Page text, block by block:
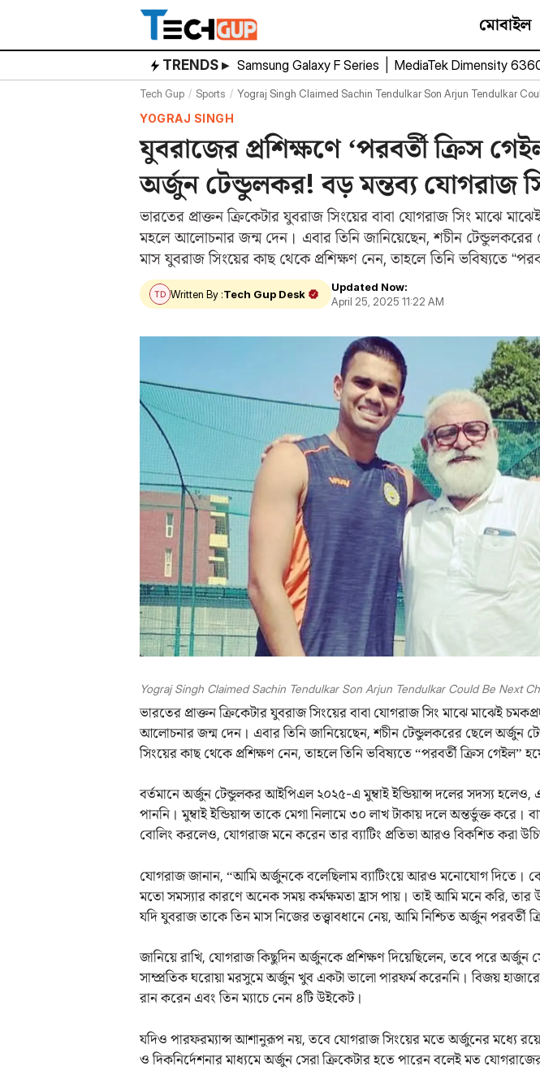
content
মোবাইল
TRENDS ▸ Samsung Galaxy F Series MediaTek Dimensity
Tech Gup Sports Yograj Singh Claimed Sachin Tendulkar Son Arjun Tendulkar
YOGRAJ SINGH
যুবরাজের প্রশিক্ষণে ‘পরবর্তী ক্রিস
অর্জুন টেন্ডুলকর! বড় মন্তব্য যোগরাজ
ভারতের প্রাক্তন ক্রিকেটার যুবরাজ সিংয়ের বাবা যোগরাজ সিং মাঝে
মহলে আলোচনার জন্ম দেন। এবার তিনি জানিয়েছেন, শচীন টেন্ডুলকরের
মাস যুবরাজ সিংয়ের কাছ থেকে প্রশিক্ষণ নেন, তাহলে তিনি ভবিষ্যতে
Written By :Tech Gup Desk
Updated Now:
April 25, 2025 11:22 AM
Yograj Singh Claimed Sachin Tendulkar Son Arjun Tendulkar Could Be Next
ভারতের প্রাক্তন ক্রিকেটার যুবরাজ সিংয়ের বাবা যোগরাজ সিং মাঝে মাঝেই
আলোচনার জন্ম দেন। এবার তিনি জানিয়েছেন, শচীন টেন্ডুলকরের ছেলে অর্জুন
সিংয়ের কাছ থেকে প্রশিক্ষণ নেন, তাহলে তিনি ভবিষ্যতে “পরবর্তী ক্রিস গেইল”
বর্তমানে অর্জুন টেন্ডুলকর আইপিএল ২০২৫-এ মুম্বাই ইন্ডিয়ান্স দলের সদস্য হলেও,
পাননি। মুম্বাই ইন্ডিয়ান্স তাকে মেগা নিলামে ৩০ লাখ টাকায় দলে অন্তর্ভুক্ত
বোলিং করলেও, যোগরাজ মনে করেন তার ব্যাটিং প্রতিভা আরও বিকশিত করা
যোগরাজ জানান, “আমি অর্জুনকে বলেছিলাম ব্যাটিংয়ে আরও মনোযোগ দিতে।
মতো সমস্যার কারণে অনেক সময় কর্মক্ষমতা হ্রাস পায়। তাই আমি মনে করি, তার
যদি যুবরাজ তাকে তিন মাস নিজের তত্ত্বাবধানে নেয়, আমি নিশ্চিত অর্জুন পরবর্তী
জানিয়ে রাখি, যোগরাজ কিছুদিন অর্জুনকে প্রশিক্ষণ দিয়েছিলেন, তবে পরে অর্জুন
সাম্প্রতিক ঘরোয়া মরসুমে অর্জুন খুব একটা ভালো পারফর্ম করেননি। বিজয় হাজারে
রান করেন এবং তিন ম্যাচে নেন ৪টি উইকেট।
যদিও পারফরম্যান্স আশানুরূপ নয়, তবে যোগরাজ সিংয়ের মতে অর্জুনের মধ্যে
ও দিকনির্দেশনার মাধ্যমে অর্জুন সেরা ক্রিকেটার হতে পারেন বলেই মত